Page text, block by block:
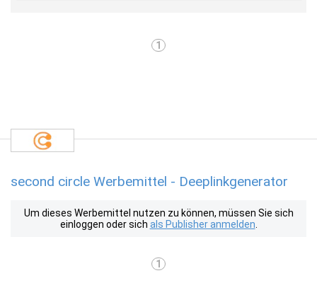
1
second circle Werbemittel - Deeplinkgenerator
Um dieses Werbemittel nutzen zu können, müssen Sie sich
einloggen oder sich als Publisher anmelden
1